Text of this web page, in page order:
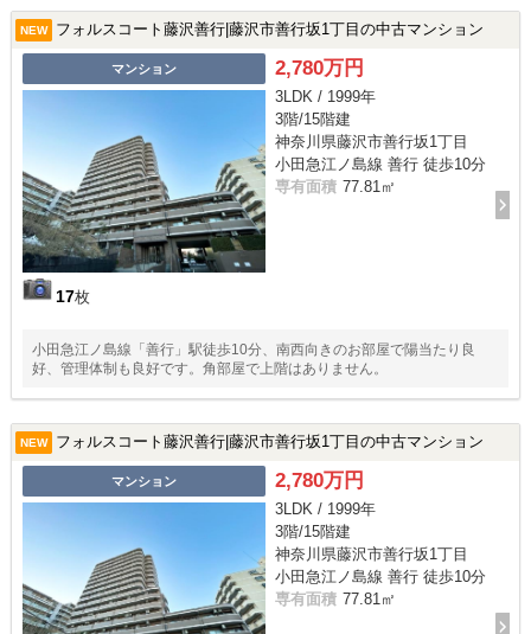
NEW フォルスコート藤沢善行|藤沢市善行坂1丁目の中古マンション
マンション
17枚
2,780万円
3LDK / 1999年
3階/15階建
神奈川県藤沢市善行坂1丁目
小田急江ノ島線 善行 徒歩10分
専有面積 77.81㎡
小田急江ノ島線「善行」駅徒歩10分、南西向きのお部屋で陽当たり良
好、管理体制も良好です。角部屋で上階はありません。
NEW フォルスコート藤沢善行|藤沢市善行坂1丁目の中古マンション
マンション 2,780万円
3LDK / 1999年
3階/15階建
神奈川県藤沢市善行坂1丁目
小田急江ノ島線 善行 徒歩10分
専有面積 77.81㎡